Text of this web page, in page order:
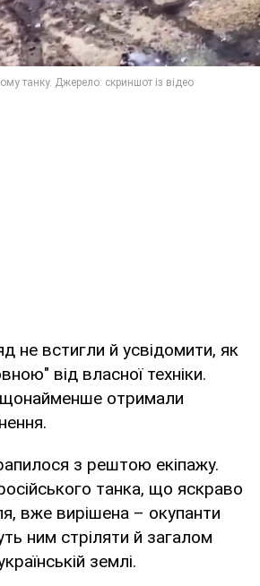
не встигли й усвідомити, як
від власної техніки.
отримали
з рештою екіпажу.
танка, що яскраво
вже вирішена – окупанти
ним стріляти й загалом
землі.